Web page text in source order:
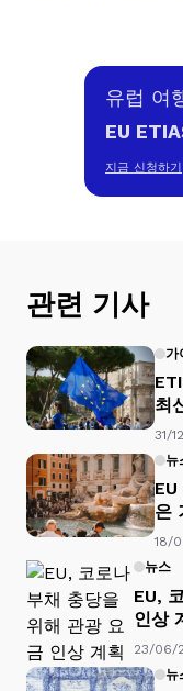
유럽 여
EU
지금 신청하기
관련 기사
가
최
31/
뉴
은
18/
뉴스
EU,
인상
23/06/
뉴